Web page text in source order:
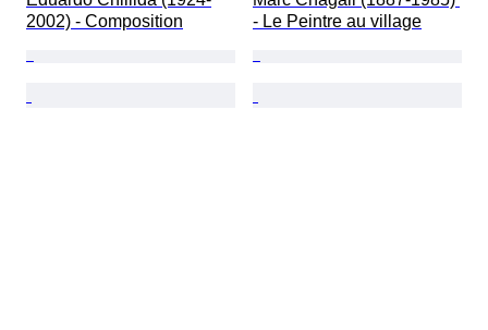
2002) - Composition
- Le Peintre au village